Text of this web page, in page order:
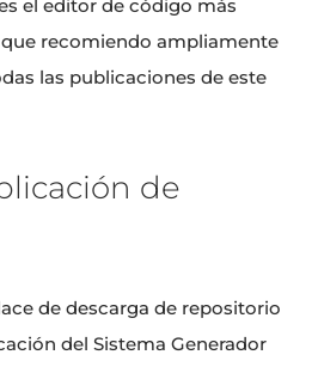
el editor de código más
recomiendo ampliamente
las publicaciones de este
de
de descarga de repositorio
del Sistema Generador